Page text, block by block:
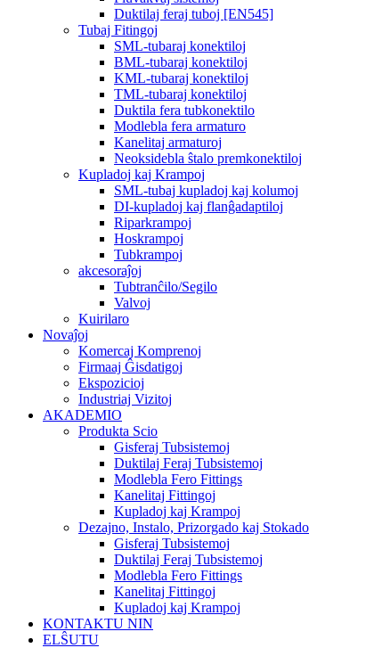
Duktilaj feraj tuboj [EN545]
Tubaj Fitingoj
SML-tubaraj konektiloj
BML-tubaraj konektiloj
KML-tubaraj konektiloj
TML-tubaraj konektiloj
Duktila fera tubkonektilo
Modlebla fera armaturo
Kanelitaj armaturoj
Neoksidebla ŝtalo premkonektiloj
Kupladoj kaj Krampoj
SML-tubaj kupladoj kaj kolumoj
DI-kupladoj kaj flanĝadaptiloj
Riparkrampoj
Hoskrampoj
Tubkrampoj
akcesoraĵoj
Tubtranĉilo/Segilo
Valvoj
Kuirilaro
Novaĵoj
Komercaj Komprenoj
Firmaaj Ĝisdatigoj
Ekspozicioj
Industriaj Vizitoj
AKADEMIO
Produkta Scio
Gisferaj Tubsistemoj
Duktilaj Feraj Tubsistemoj
Modlebla Fero Fittings
Kanelitaj Fittingoj
Kupladoj kaj Krampoj
Dezajno, Instalo, Prizorgado kaj Stokado
Gisferaj Tubsistemoj
Duktilaj Feraj Tubsistemoj
Modlebla Fero Fittings
Kanelitaj Fittingoj
Kupladoj kaj Krampoj
KONTAKTU NIN
ELŜUTU